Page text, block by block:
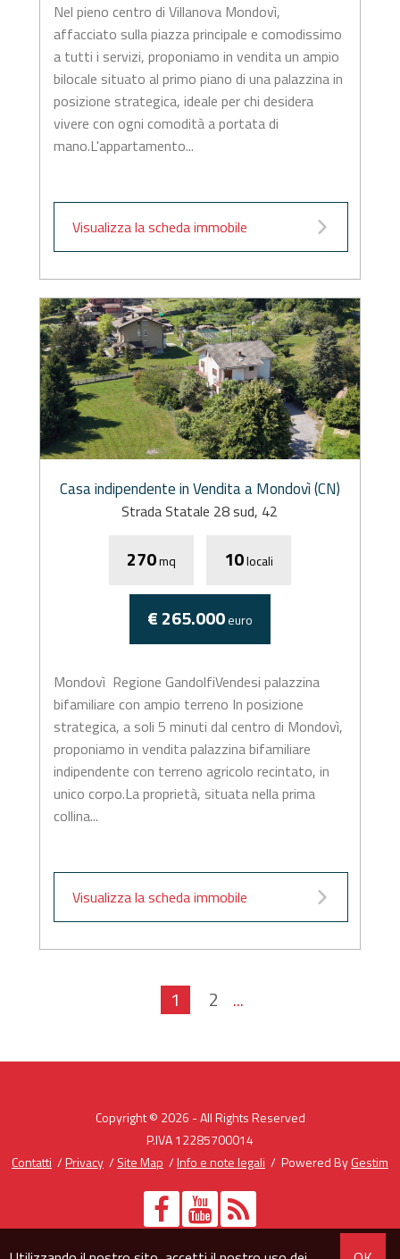
Nel pieno centro di Villanova Mondovì,
affacciato sulla piazza principale e comodissimo
a tutti i servizi, proponiamo in vendita un ampio
bilocale situato al primo piano di una palazzina in
posizione strategica, ideale per chi desidera
vivere con ogni comodità a portata di
mano.L'appartamento...
Visualizza la scheda immobile
Casa indipendente in Vendita a Mondovì (CN)
Strada Statale 28 sud, 42
270mq 10locali
€ 265.000euro
Mondovì  Regione GandolfiVendesi palazzina
bifamiliare con ampio terreno In posizione
strategica, a soli 5 minuti dal centro di Mondovì,
proponiamo in vendita palazzina bifamiliare
indipendente con terreno agricolo recintato, in
unico corpo.La proprietà, situata nella prima
collina...
Visualizza la scheda immobile
1 2 ...
Copyright © 2026 - All Rights Reserved
P.IVA 12285700014
Contatti /Privacy / Site Map /Info e note legali / Powered ByGestim